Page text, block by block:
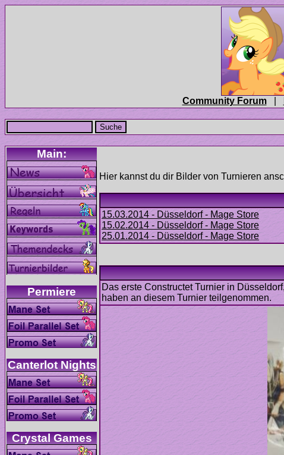
|
Hier kannst du dir Bilder von Turnieren
Das erste Constructet Turnier in